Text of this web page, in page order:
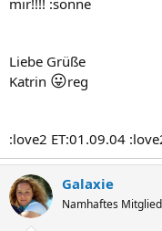
Liebe Grüße
Katrin 😛reg
:love2 ET:01.09.04
Galaxie
Namhaftes Mitglied